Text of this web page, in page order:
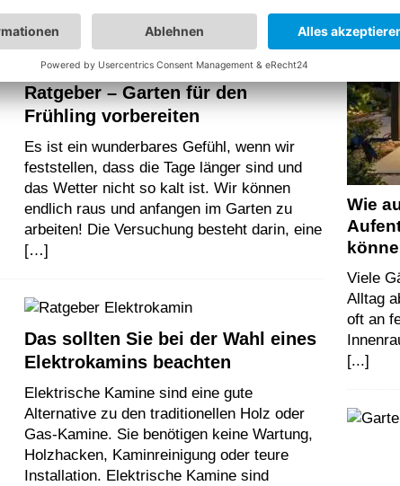
Ratgeber – Garten für den
Frühling vorbereiten
Es ist ein wunderbares Gefühl, wenn wir
feststellen, dass die Tage länger sind und
das Wetter nicht so kalt ist. Wir können
endlich raus und anfangen im Garten zu
arbeiten! Die Versuchung besteht darin, eine
[…]
Das sollten Sie bei der Wahl eines
Elektrokamins beachten
Elektrische Kamine sind eine gute
Alternative zu den traditionellen Holz oder
Gas-Kamine. Sie benötigen keine Wartung,
Holzhacken, Kaminreinigung oder teure
Installation. Elektrische Kamine sind
Wie
Viele
Alltag
oft an
[...]